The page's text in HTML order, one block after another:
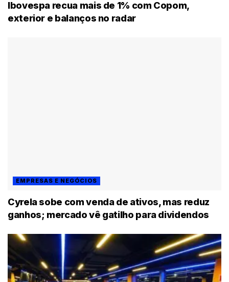
Ibovespa recua mais de 1% com Copom,
exterior e balanços no radar
EMPRESAS E NEGÓCIOS
Cyrela sobe com venda de ativos, mas reduz
ganhos; mercado vê gatilho para dividendos